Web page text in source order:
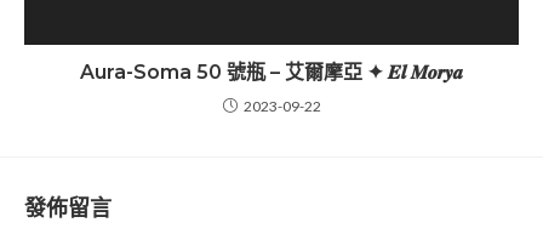
Aura-Soma 50 號瓶 – 艾爾摩亞 ✦ 𝑬𝒍 𝑴𝒐𝒓𝒚𝒂
2023-09-22
發佈留言